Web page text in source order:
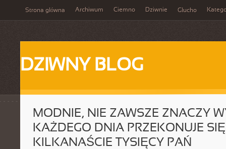
Strona główna Archiwum Ciemno Dziwnie Głucho
DZIWNY BLOG
MODNIE, NIE ZAWSZE ZNACZY
KAŻDEGO DNIA PRZEKONUJE
KILKANAŚCIE TYSIĘCY PAŃ